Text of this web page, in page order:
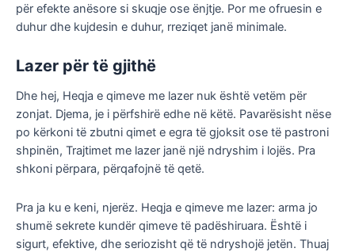
për efekte anësore si skuqje ose ënjtje. Por me ofruesin e
duhur dhe kujdesin e duhur, rreziqet janë minimale.
Lazer për të gjithë
Dhe hej, Heqja e qimeve me lazer nuk është vetëm për
zonjat. Djema, je i përfshirë edhe në këtë. Pavarësisht nëse
po kërkoni të zbutni qimet e egra të gjoksit ose të pastroni
shpinën, Trajtimet me lazer janë një ndryshim i lojës. Pra
shkoni përpara, përqafojnë të qetë.
Pra ja ku e keni, njerëz. Heqja e qimeve me lazer: arma jo
shumë sekrete kundër qimeve të padëshiruara. Është i
sigurt, efektive, dhe seriozisht që të ndryshojë jetën. Thuaj